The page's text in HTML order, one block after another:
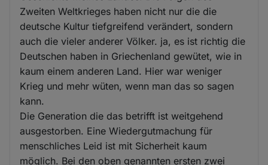
Zweiten Weltkrieges haben nicht nur die die
deutsche Kultur tiefgreifend verändert, sondern
auch die vieler anderer Völker. ja, es ist richtig die
Deutschen haben in Griechenland gewütet, wie in
kaum einem anderen Land. Hier war weniger
Krieg und mehr wüten, wenn man das so sagen
kann.
Die Generation die das betrifft ist weitgehend
ausgestorben. Eine Wiedergutmachung für
menschliches Leid ist mit Sicherheit kaum
möglich. Bei den oben genannten ersten zwei